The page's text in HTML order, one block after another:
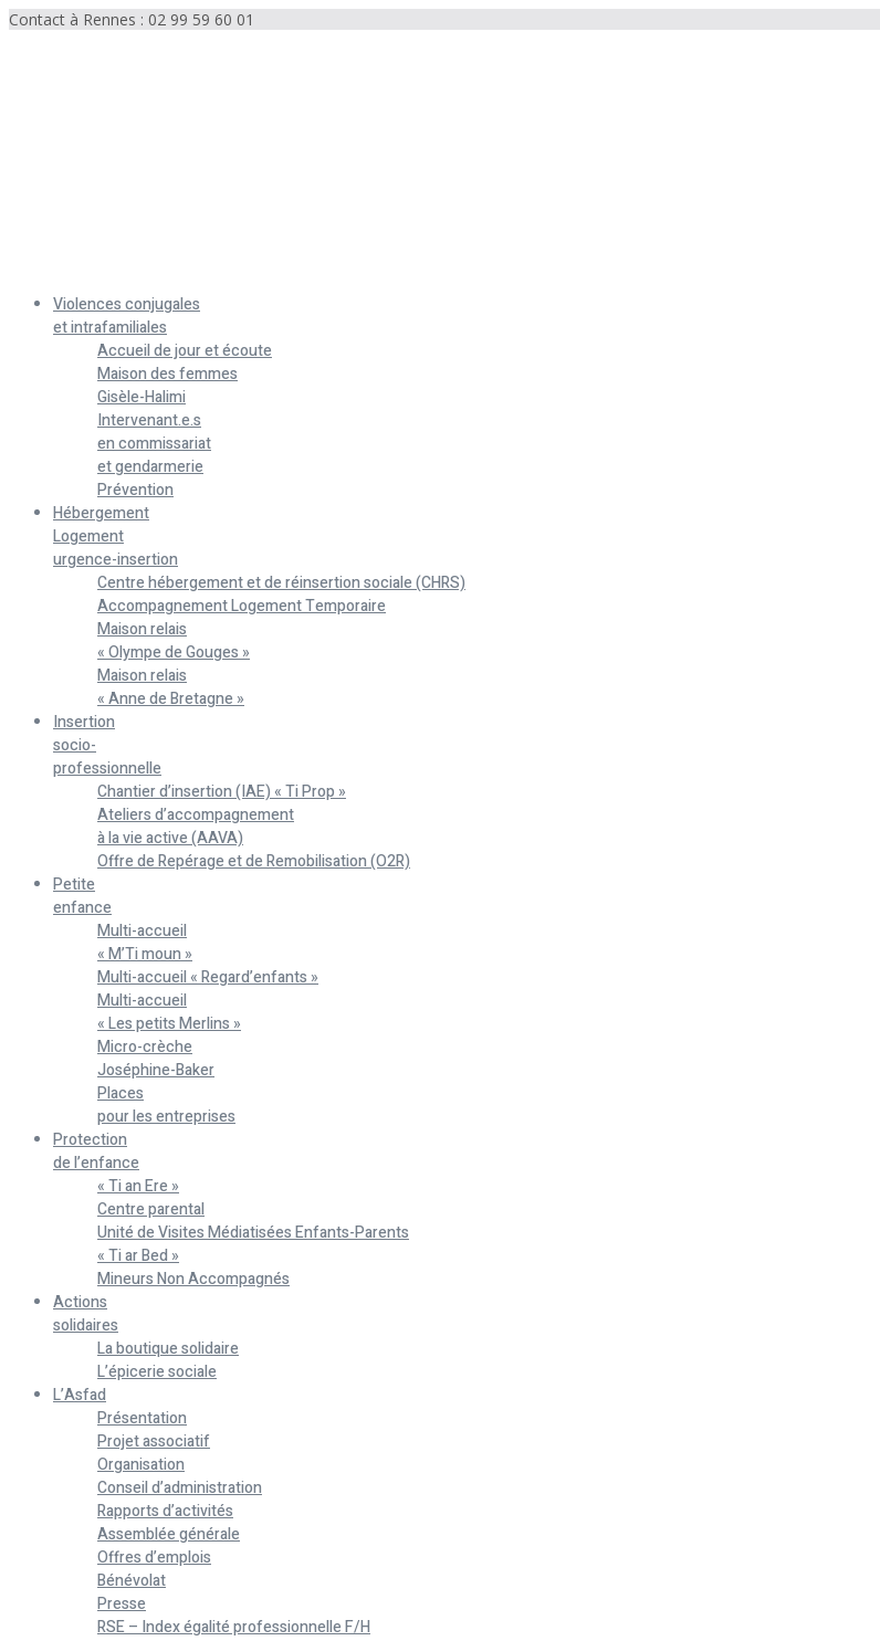
Contact à Rennes : 02 99 59 60 01
Violences conjugales
et intrafamiliales
Accueil de jour et écoute
Maison des femmes
Gisèle-Halimi
Intervenant.e.s
en commissariat
et gendarmerie
Prévention
Hébergement
Logement
urgence-insertion
Centre hébergement et de réinsertion sociale (CHRS)
Accompagnement Logement Temporaire
Maison relais
« Olympe de Gouges »
Maison relais
« Anne de Bretagne »
Insertion
socio-
professionnelle
Chantier d’insertion (IAE) « Ti Prop »
Ateliers d’accompagnement
à la vie active (AAVA)
Offre de Repérage et de Remobilisation (O2R)
Petite
enfance
Multi-accueil
« M’Ti moun »
Multi-accueil « Regard’enfants »
Multi-accueil
« Les petits Merlins »
Micro-crèche
Joséphine-Baker
Places
pour les entreprises
Protection
de l’enfance
« Ti an Ere »
Centre parental
Unité de Visites Médiatisées Enfants-Parents
« Ti ar Bed »
Mineurs Non Accompagnés
Actions
solidaires
La boutique solidaire
L’épicerie sociale
L’Asfad
Présentation
Projet associatif
Organisation
Conseil d’administration
Rapports d’activités
Assemblée générale
Offres d’emplois
Bénévolat
Presse
RSE – Index égalité professionnelle F/H